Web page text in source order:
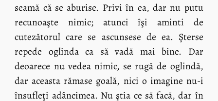
seamă că se aburise. Privi în ea, dar nu putu
recunoaşte nimic; atunci îşi aminti de
cutezătorul care se ascunsese de ea. Şterse
repede oglinda ca să vadă mai bine. Dar
deoarece nu vedea nimic, se rugă de oglindă,
dar aceasta rămase goală, nici o imagine nu-i
însufleţi adâncimea. Nu ştia ce să facă, dar în